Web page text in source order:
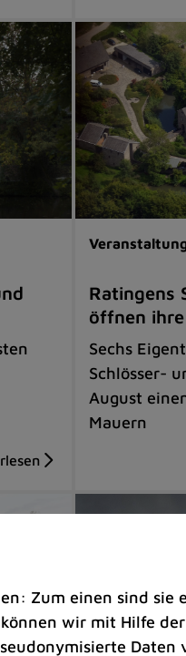
Ratingens
öffnen ihre
Sechs
Schlösser-
August
Mauern
Zum einen sind sie
wir mit Hilfe der
Daten